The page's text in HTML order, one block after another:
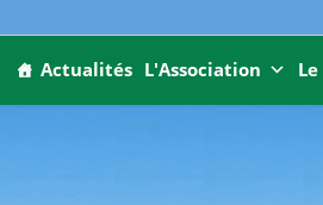
Actualités L'Association